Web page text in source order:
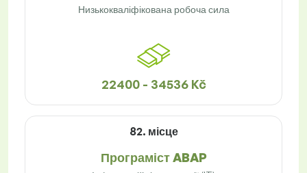
Низькокваліфікована робоча сила
22400 - 34536 Kč
82. місце
Програміст ABAP